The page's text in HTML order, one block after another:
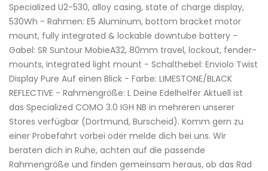
Specialized U2-530, alloy casing, state of charge display,
530Wh - Rahmen: E5 Aluminum, bottom bracket motor
mount, fully integrated & lockable downtube battery -
Gabel: SR Suntour MobieA32, 80mm travel, lockout, fender-
mounts, integrated light mount - Schalthebel: Enviolo Twist
Display Pure Auf einen Blick - Farbe: LIMESTONE/BLACK
REFLECTIVE - Rahmengröße: L Deine Edelhelfer Aktuell ist
das Specialized COMO 3.0 IGH NB in mehreren unserer
Stores verfügbar (Dortmund, Burscheid). Komm gern zu
einer Probefahrt vorbei oder melde dich bei uns. Wir
beraten dich in Ruhe, achten auf die passende
Rahmengröße und finden gemeinsam heraus, ob das Rad